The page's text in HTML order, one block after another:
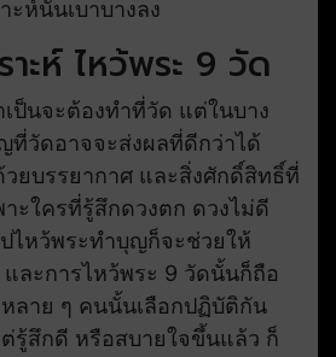
ะห์นั้นเบาบางลง
าะห์ ไหว้พระ 9 วัด
ป็นจะต้องทำที่วัด แต่ในบาง
ที่วัดอาจจะส่งผลที่ดีกว่าได้
วยบรรยากาศ และสิ่งศักดิ์สิทธิ์ที่
ะใครที่รู้สึกดวงตก ดวงไม่ดี
ปไหว้พระทำบุญก็จะช่วยให้
ละการไหว้พระ 9 วัดนั้นก็ถือ
ลาย ๆ คนนั้นเลือกปฏิบัติกัน
รู้สึกดี หรือสบายใจขึ้นแล้ว ก็